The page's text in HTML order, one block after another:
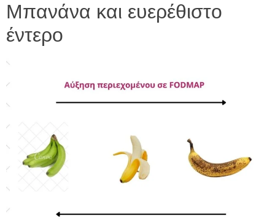
Μπανάνα και ευερέθιστο
έντερο